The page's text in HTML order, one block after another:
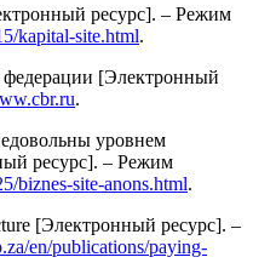
ресурс]. – Режим
kapital-site.html.
[Электронный
.
уровнем
ресурс]. – Режим
biznes-site-anons.html.
[Электронный ресурс]. –
en/publications/paying-